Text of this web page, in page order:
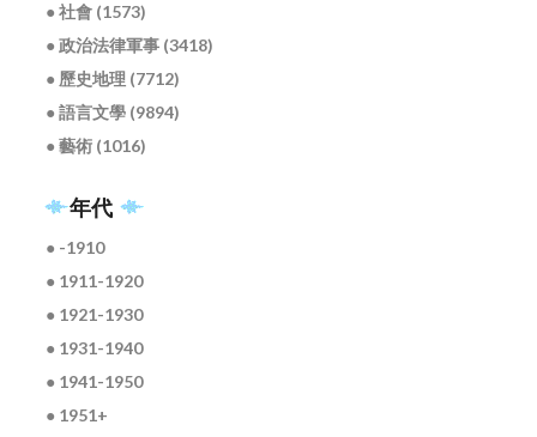
● 社會 (1573)
● 政治法律軍事 (3418)
● 歷史地理 (7712)
● 語言文學 (9894)
● 藝術 (1016)
年代
● -1910
● 1911-1920
● 1921-1930
● 1931-1940
● 1941-1950
● 1951+